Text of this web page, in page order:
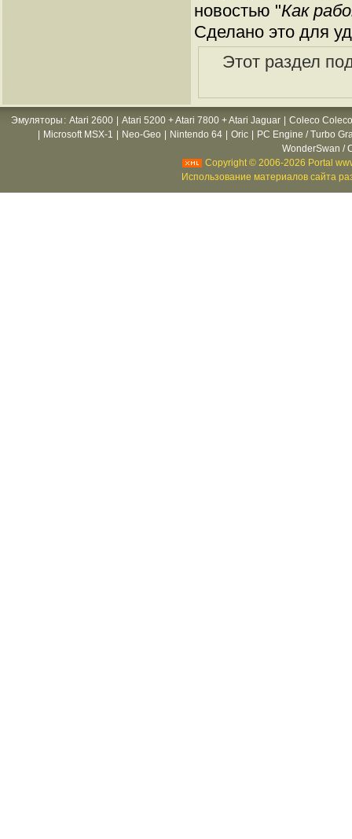
новостью "Как
Сделано это для
Этот раздел
Эмуляторы : Atari 2600 Atari 5200 + Atari 7800 + Atari Jaguar
Coleco
Microsoft MSX-1 Neo-Geo Nintendo 64 Oric
PC Engine / Turbo
WonderSwan /
Copyright © 2006-2026 Portal
Использование материалов сайта